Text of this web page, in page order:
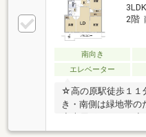
2階
南向き
エレベーター
☆高の原駅徒歩１
き・南側は緑地帯の
◇専用ポーチあり◇
ドスパン設計(８．